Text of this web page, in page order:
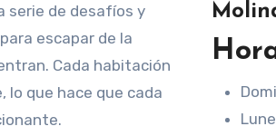
serie de desafíos y
escapar de la
Cada habitación
que hace que cada